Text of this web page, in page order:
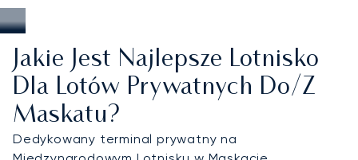
Jakie Jest Najlepsze Lotnisko
Dla Lotów Prywatnych Do/z
Maskatu?
Dedykowany terminal prywatny na